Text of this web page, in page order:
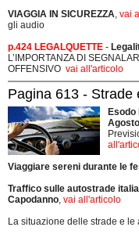
VIAGGIA IN SICUREZZA, vai
gli audio
p.424 LEGALQUETTE -
L’IMPORTANZA DI
OFFENSIVO vai all'articolo
Pagina 613 - Strade
Esodo
Viaggiare sereni durante le
Traffico sulle autostrade
Capodanno, vai all'articolo
La situazione delle strade e